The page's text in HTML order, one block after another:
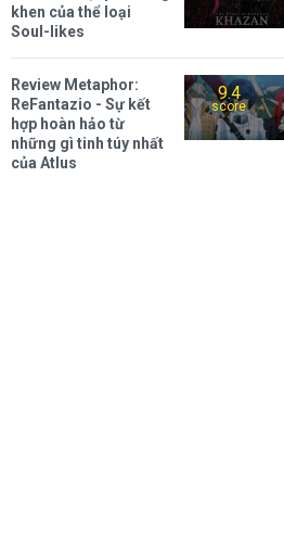
khen của thể loại
Soul-likes
9.4
score
Review Metaphor:
ReFantazio - Sự kết
hợp hoàn hảo từ
những gì tinh túy nhất
của Atlus